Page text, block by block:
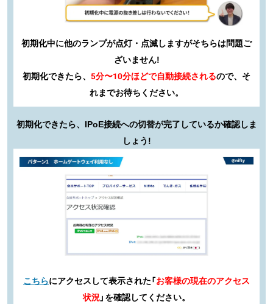
初期化中に他のランプが点灯・点滅しますがそちらは問題ご
ざいません!
初期化できたら、 5分〜10分ほどで自動接続されるので、 そ
れまでお待ちください。
初期化できたら、IPoE接続への切替が完了しているか確認しま
しょう!
こちらにアクセスして表示された「お客様の現在のアクセス
状況」を確認してください。